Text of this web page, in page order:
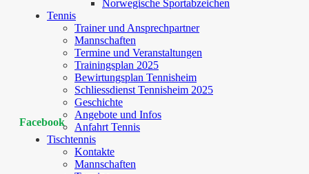
Norwegische Sportabzeichen
Tennis
Trainer und Ansprechpartner
Mannschaften
Termine und Veranstaltungen
Trainingsplan 2025
Bewirtungsplan Tennisheim
Schliessdienst Tennisheim 2025
Geschichte
Angebote und Infos
Anfahrt Tennis
Tischtennis
Kontakte
Mannschaften
Facebook